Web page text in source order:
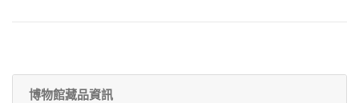
博物館藏品資訊